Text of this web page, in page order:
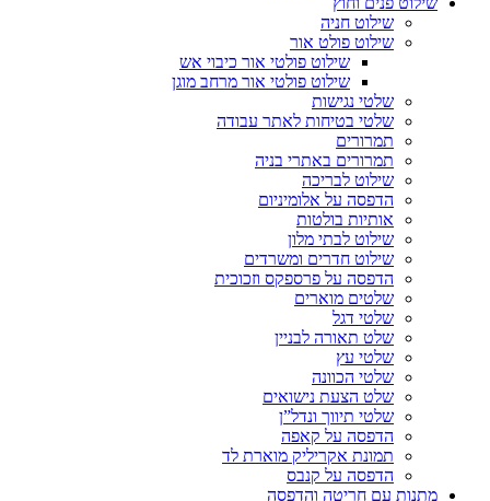
שילוט חניה
שילוט פולט אור
שילוט פולטי אור כיבוי אש
שילוט פולטי אור מרחב מוגן
שלטי נגישות
שלטי בטיחות לאתר עבודה
תמרורים
תמרורים באתרי בניה
שילוט לבריכה
הדפסה על אלומיניום
אותיות בולטות
שילוט לבתי מלון
שילוט חדרים ומשרדים
הדפסה על פרספקס וזכוכית
שלטים מוארים
שלטי דגל
שלט תאורה לבניין
שלטי עץ
שלטי הכוונה
שלט הצעת נישואים
שלטי תיווך ונדל”ן
הדפסה על קאפה
תמונת אקריליק מוארת לד
הדפסה על קנבס
מתנות עם חריטה והדפסה